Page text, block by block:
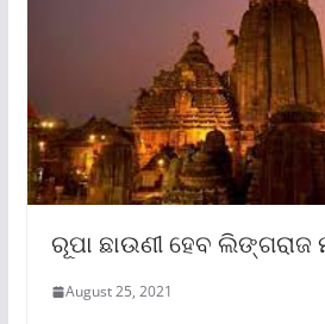
ରୂପା ଛାଉଣୀ ହେବ
August 25, 2021